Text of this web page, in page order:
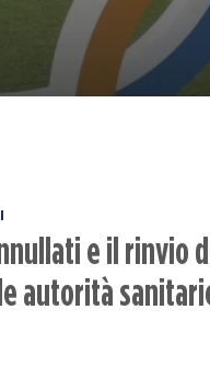
e il rinvio
autorità